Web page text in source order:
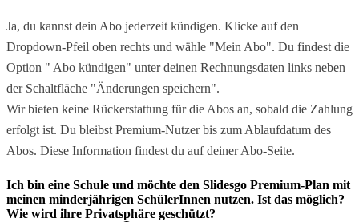
Ja, du kannst dein Abo jederzeit kündigen. Klicke auf den
Dropdown-Pfeil oben rechts und wähle "Mein Abo". Du findest die
Option " Abo kündigen" unter deinen Rechnungsdaten links neben
der Schaltfläche "Änderungen speichern".
Wir bieten keine Rückerstattung für die Abos an, sobald die Zahlung
erfolgt ist. Du bleibst Premium-Nutzer bis zum Ablaufdatum des
Abos. Diese Information findest du auf deiner Abo-Seite.
Ich bin eine Schule und möchte den Slidesgo Premium-Plan mit
meinen minderjährigen SchülerInnen nutzen. Ist das möglich?
Wie wird ihre Privatsphäre geschützt?